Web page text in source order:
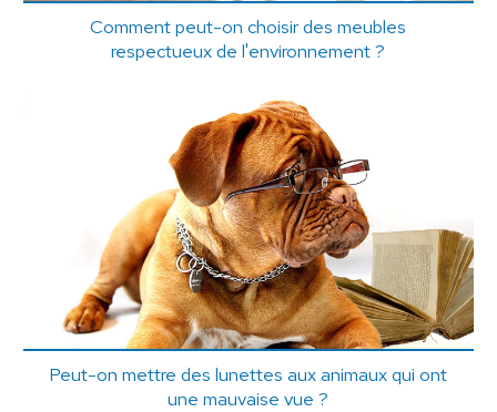
Comment peut-on choisir des meubles
respectueux de l'environnement ?
Peut-on mettre des lunettes aux animaux qui ont
une mauvaise vue ?